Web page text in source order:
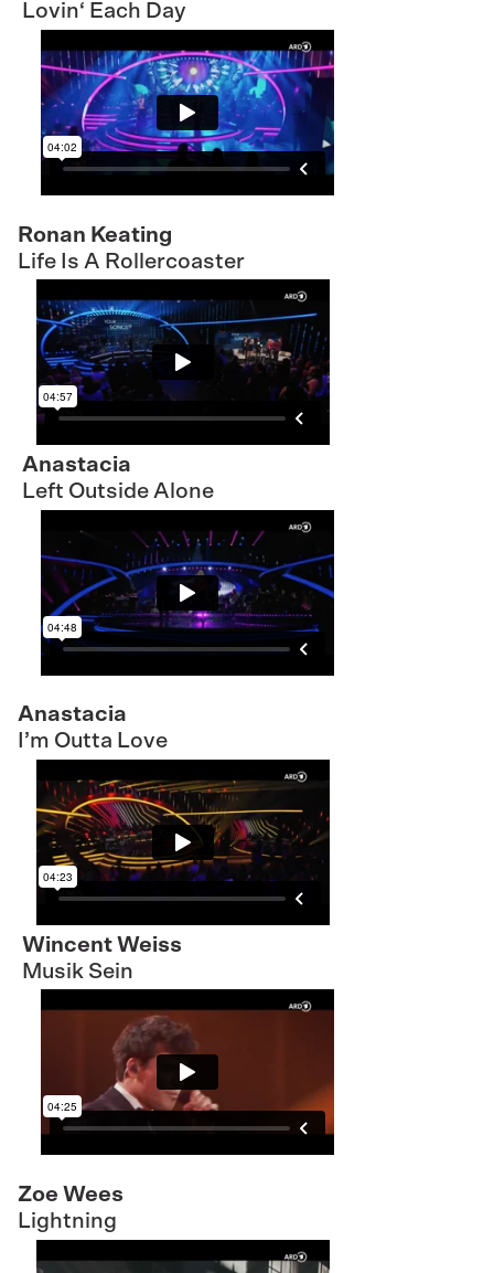
Lovin‘ Each Day
Ronan Keating
Life Is A Rollercoaster
Anastacia
Left Outside Alone
Anastacia
I’m Outta Love
Wincent Weiss
Musik Sein
Zoe Wees
Lightning